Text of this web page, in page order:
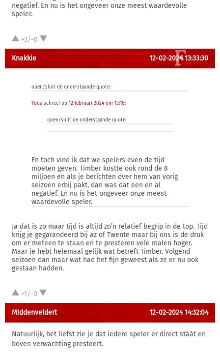
negatief. En nu is het ongeveer onze meest waardevolle
speler.
+3/-0
Knakkie 12-02-2024 13:33:30
open/sluit de onderstaande quote:
Yoda schreef op 12 februari 2024 om 13:18:
open/sluit de onderstaande quote:
En toch vind ik dat we spelers even de tijd
moeten geven. Timber kostte ook rond de 8
miljoen en als je berichten over hem van vorig
seizoen erbij pakt, dan was dat een en al
negatief. En nu is het ongeveer onze meest
waardevolle speler.
Ja dat is zo maar tijd is altijd zo’n relatief begrip in de top. Tijd
krijg je gegarandeerd bij az of Twente maar bij ons is de druk
om er meteen te staan en te presteren vele malen hoger.
Maar je hebt helemaal gelijk wat betreft Timber. Volgend
seizoen dan maar wat had het fijn geweest als ze er nu ook
gestaan hadden.
+1/-0
MIddenveldert 12-02-2024 14:32:04
Natuurlijk, het liefst zie je dat iedere speler er direct stáát en
boven verwachting presteert.